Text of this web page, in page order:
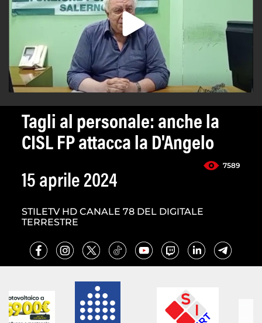
Tagli al personale: anche la
CISL FP attacca la D'Angelo
7589
15 aprile 2024
STILETV HD CANALE 78 DEL DIGITALE
TERRESTRE